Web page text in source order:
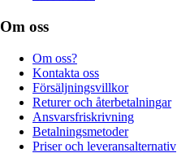
Om oss
Om oss?
Kontakta oss
Försäljningsvillkor
Returer och återbetalningar
Ansvarsfriskrivning
Betalningsmetoder
Priser och leveransalternativ